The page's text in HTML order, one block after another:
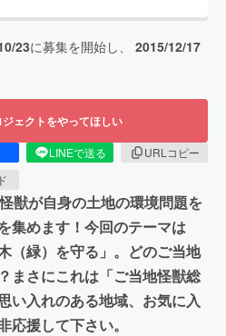
23に募集を開始し、 2015/12/17
ェクトをやってほしい
LINEで送る
URLコピー
獣が自身の土地の環境問題を
集めます！今回のテーマは
（緑）を守る」。どのご当地
まさにこれは「ご当地怪獣総
い入れのある地域、お気に入
応援して下さい。